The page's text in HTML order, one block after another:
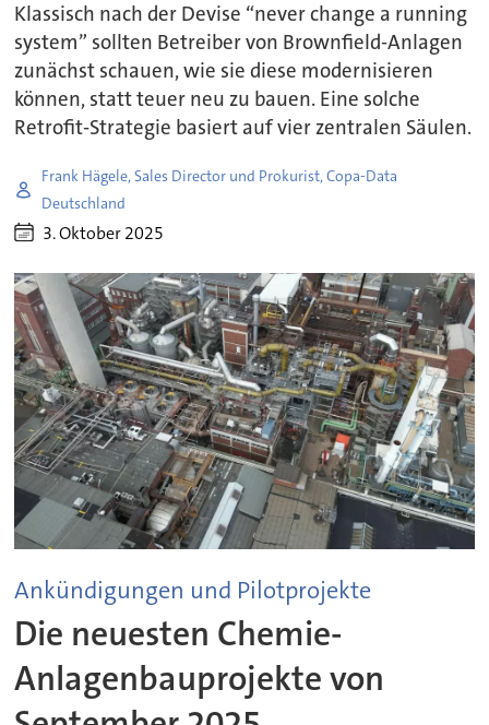
Klassisch nach der Devise “never change a running
system” sollten Betreiber von Brownfield-Anlagen
zunächst schauen, wie sie diese modernisieren
können, statt teuer neu zu bauen. Eine solche
Retrofit-Strategie basiert auf vier zentralen Säulen.
Frank Hägele, Sales Director und Prokurist, Copa-Data
Deutschland
3. Oktober 2025
Ankündigungen und Pilotprojekte
Die neuesten Chemie-
Anlagenbauprojekte von